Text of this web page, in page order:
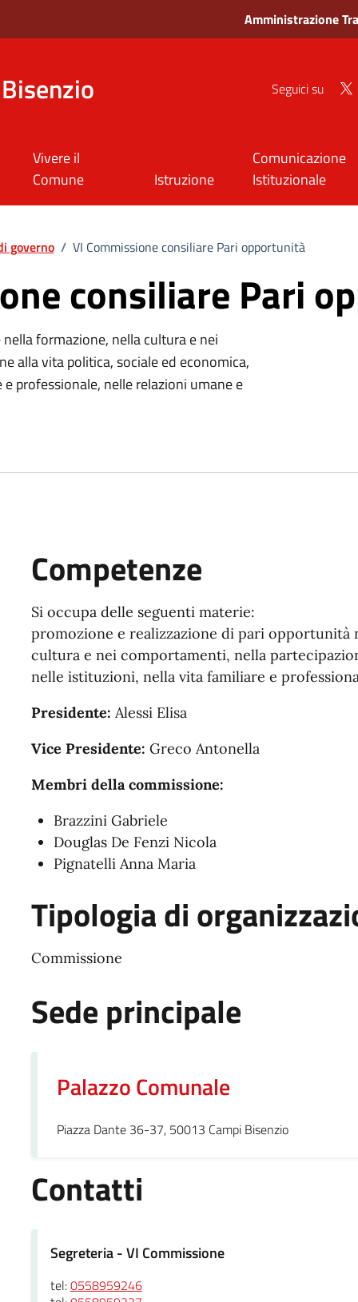
Amministrazione
Seguici su
Vivere il
Comune
Istruzione
Comunicazione
Istituzionale
governo / VI Commissione consiliare Pari opportunità
consiliare Pari
formazione, nella cultura e nei
alla vita politica, sociale ed economica,
professionale, nelle relazioni umane e
Competenze
Si occupa delle seguenti materie:
promozione e realizzazione di pari opportunità
cultura e nei comportamenti, nella
nelle istituzioni, nella vita familiare e
Presidente: Alessi Elisa
Vice Presidente: Greco Antonella
Membri della commissione:
Brazzini Gabriele
Douglas De Fenzi Nicola
Pignatelli Anna Maria
Tipologia di
Commissione
Sede principale
Palazzo Comunale
Piazza Dante 36-37, 50013 Campi Bisenzio
Contatti
Segreteria - VI Commissione
tel:0558959246